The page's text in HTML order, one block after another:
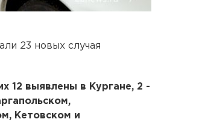
23 новых случая
12 выявлены в Кургане, 2 -
Кетовском и